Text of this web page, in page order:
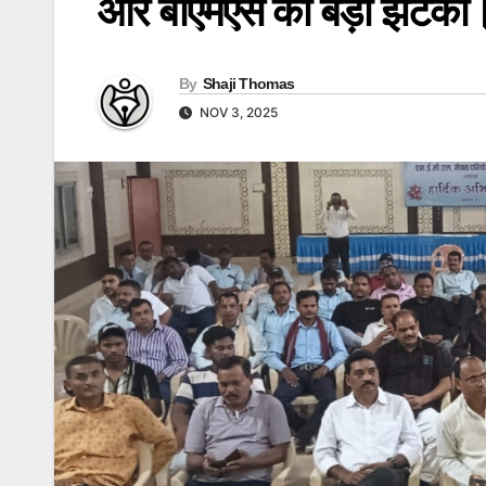
और बीएमएस को बड़ा
By Shaji Thomas
NOV 3, 2025